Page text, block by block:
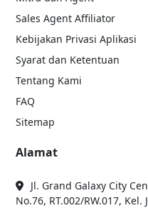
Sales Agent Affiliator
Kebijakan Privasi Aplikasi
Syarat dan Ketentuan
Tentang Kami
FAQ
Sitemap
Alamat
Jl. Grand Galaxy City
No.76, RT.002/RW.017,